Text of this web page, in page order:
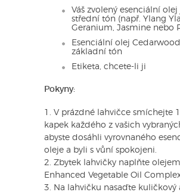
Váš zvolený esenciální olej
střední tón (např. Ylang
Geranium, Jasmine nebo
Esenciální olej
základní tón
Etiketa, chcete-li ji
Pokyny:
1. V prázdné lahvičce smíchejte
kapek každého z vašich
abyste dosáhli vyrovnaného
oleje a byli s vůní spokojeni.
2. Zbytek lahvičky naplňte
Enhanced Vegetable Oil
3. Na lahvičku nasaďte kuličkový